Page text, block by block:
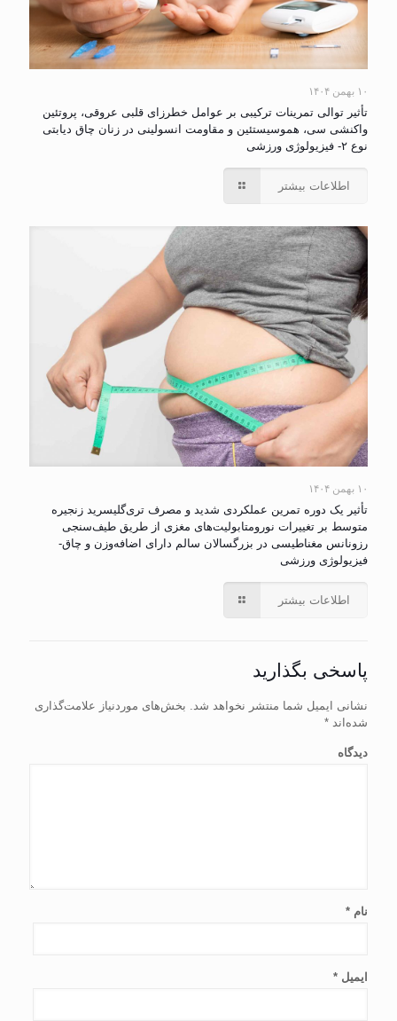
۱۰ بهمن ۱۴۰۴
تأثیر توالی تمرینات ترکیبی بر عوامل خطرزای قلبی عروقی، پروتئین
واکنشی سی، هموسیستئین و مقاومت انسولینی در زنان چاق دیابتی
نوع ۲- فیزیولوژی ورزشی
اطلاعات بیشتر
۱۰ بهمن ۱۴۰۴
تأثیر یک دوره تمرین عملکردی شدید و مصرف تری‌گلیسرید زنجیره
متوسط بر تغییرات نورومتابولیت‌های مغزی از طریق طیف‌سنجی
رزونانس مغناطیسی در بزرگسالان سالم دارای اضافه‌وزن و چاق-
فیزیولوژی ورزشی
اطلاعات بیشتر
پاسخی بگذارید
نشانی ایمیل شما منتشر نخواهد شد. بخش‌های موردنیاز علامت‌گذاری
شده‌اند *
دیدگاه
نام *
ایمیل *